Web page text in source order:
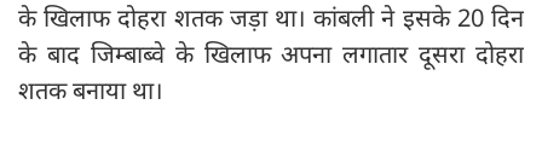
के खिलाफ दोहरा शतक जड़ा था। कांबली ने इसके 20 दिन
के बाद जिम्बाब्वे के खिलाफ अपना लगातार दूसरा दोहरा
शतक बनाया था।